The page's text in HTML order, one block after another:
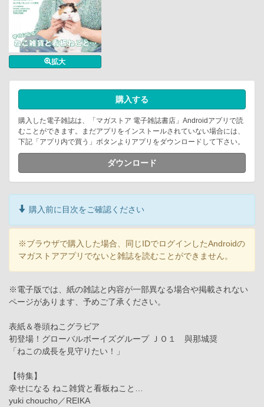
拡大
購入する
購入した電子雑誌は、「マガストア 電子雑誌書店」Androidアプリで読
むことができます。まだアプリをインストールされていない場合には、
下記「アプリ内で買う」ボタンよりアプリをダウンロードして下さい。
ダウンロード
購入前に目次をご確認ください
※ブラウザで購入した場合、同じIDでログインしたAndroidの
マガストアアプリでないと雑誌を読むことができません。
※電子版では、紙の雑誌と内容が一部異なる場合や掲載されない
ページがあります、予めご了承ください。
表紙＆巻頭ねこグラビア
初登場！グローバルボーイズグループ ＪＯ１ 與那城奨
「ねこの成長を見守りたい！」
【特集】
幸せになる ねこ雑貨と看板ねこと…
yuki choucho／REIKA